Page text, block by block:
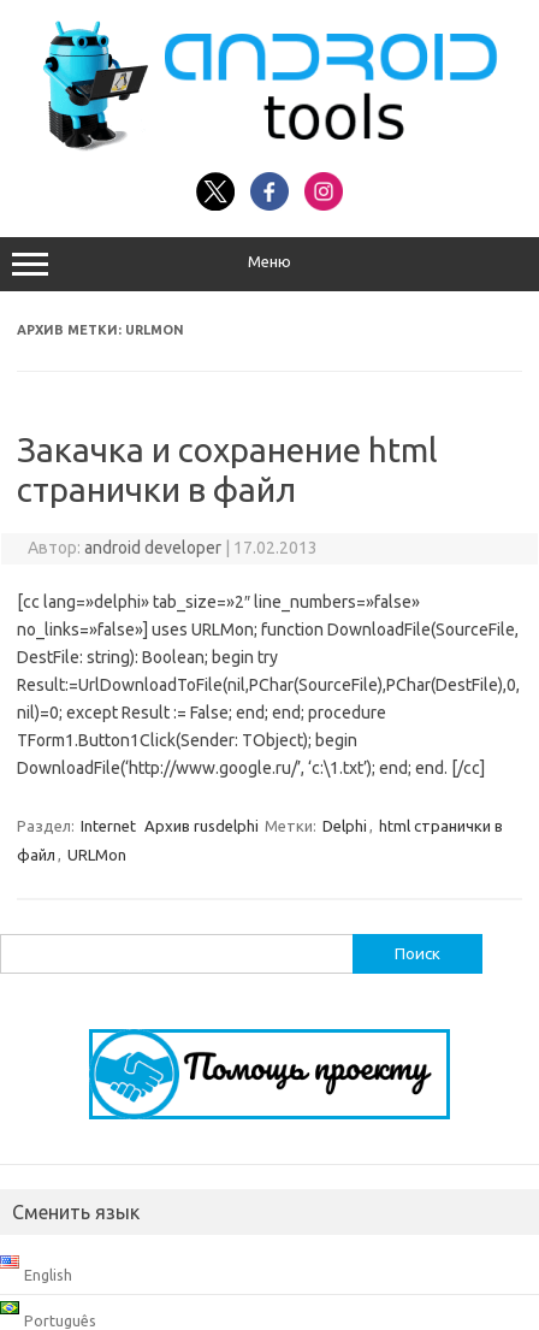
содержимому
Меню
АРХИВ МЕТКИ: URLMON
Закачка и сохранение html
странички в файл
Автор: android developer 17.02.2013
[cc lang=»delphi» tab_size=»2″ line_numbers=»false»
no_links=»false»] uses URLMon; function DownloadFile(SourceFile,
DestFile: string): Boolean; begin try
Result:=UrlDownloadToFile(nil,PChar(SourceFile),PChar(DestFile),0,
nil)=0; except Result := False; end; end; procedure
TForm1.Button1Click(Sender: TObject); begin
DownloadFile(‘http://www.google.ru/’, ‘c:\1.txt’); end; end. [/cc]
Раздел: Internet Архив rusdelphi Метки: Delphi , html странички в
файл , URLMon
Сменить язык
English
Português